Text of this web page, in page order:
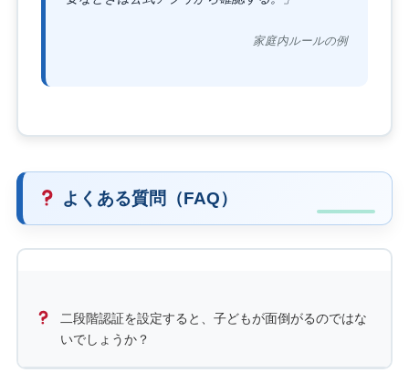
家庭内ルールの例
よくある質問（FAQ）
二段階認証を設定すると、子どもが面倒がるのではな
いでしょうか？